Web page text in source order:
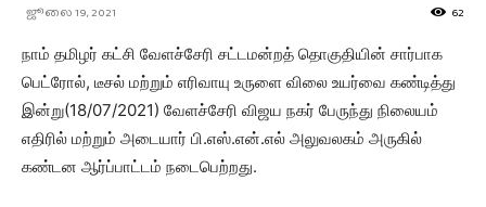
ஜூலை 19, 2021 62
நாம் தமிழர் கட்சி வேளச்சேரி சட்டமன்றத் தொகுதியின் சார்பாக
பெட்ரோல், டீசல் மற்றும் எரிவாயு உருளை விலை உயர்வை கண்டித்து
இன்று(18/07/2021) வேளச்சேரி விஜய நகர் பேருந்து நிலையம்
எதிரில் மற்றும் அடையார் பி.எஸ்.என்.எல் அலுவலகம் அருகில்
கண்டன ஆர்ப்பாட்டம் நடைபெற்றது.